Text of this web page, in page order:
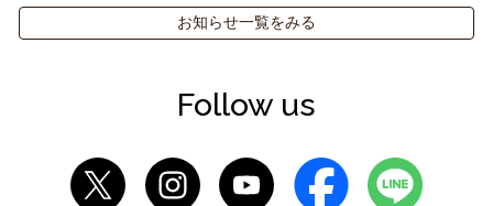
お知らせ一覧をみる
Follow us